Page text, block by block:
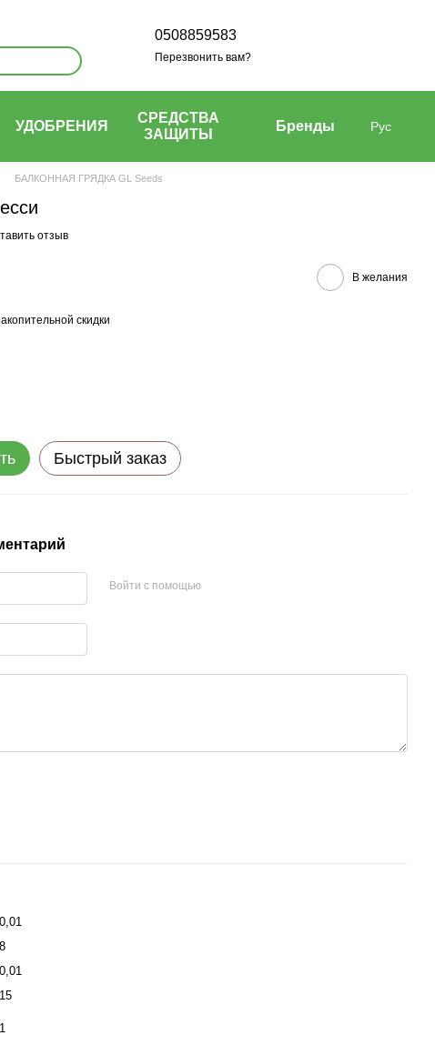
0508859583
Перезвонить вам?
УДОБРЕНИЯ
СРЕДСТВА
ЗАЩИТЫ
Бренды Рус
БАЛКОННАЯ ГРЯДКА GL Seeds
отзыв
В желания
скидки
Быстрый заказ
Войти с помощью
0,01
8
0,01
15
1